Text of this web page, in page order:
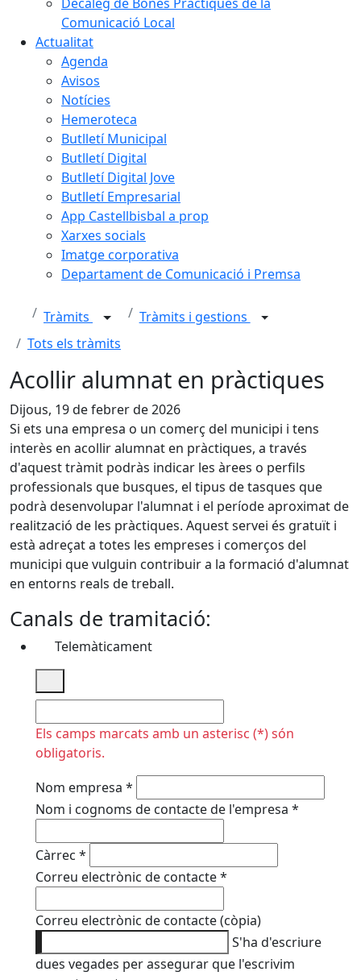
Comunicació Local
Actualitat
Agenda
Avisos
Notícies
Hemeroteca
Butlletí Municipal
Butlletí Digital
Butlletí Digital Jove
Butlletí Empresarial
App Castellbisbal a prop
Xarxes socials
Imatge corporativa
Departament de Comunicació i Premsa
Tràmits
Tràmits i gestions
Tots els tràmits
Acollir alumnat en pràctiques
Dijous, 19 de febrer de 2026
Si ets una empresa o un comerç del municipi i tens
interès en acollir alumnat en pràctiques, a través
d'aquest tràmit podràs indicar les àrees o perfils
professionals que busques, el tipus de tasques que
podrà desenvolupar l'alumnat i el període aproximat de
realització de les pràctiques. Aquest servei és gratuït i
està adreçat a totes les empreses i comerços del
municipi que vulguin contribuir a la formació d'alumnat
en entorns reals de treball.
Canals de tramitació:
Telemàticament
Els camps marcats amb un asterisc (*) són
obligatoris.
Nom empresa *
Nom i cognoms de contacte de l'empresa *
Càrrec *
Correu electrònic de contacte*
Correu electrònic de contacte (còpia)
S'ha d'escriure
dues vegades per assegurar que l'escrivim